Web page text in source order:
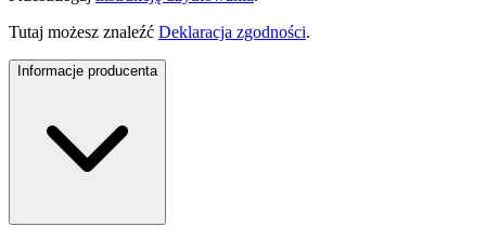
Tutaj możesz znaleźć Deklaracja zgodności.
Informacje producenta